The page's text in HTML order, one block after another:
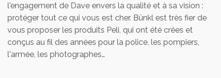
l'engagement de Dave envers la qualité et à sa vision :
protéger tout ce qui vous est cher. Bünkl est très fier de
vous proposer les produits Peli, qui ont été crées et
conçus au fil des années pour la police, les pompiers,
l'armée, les photographes…